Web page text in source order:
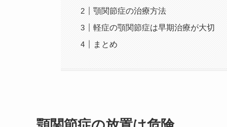
顎関節症の治療方法
軽症の顎関節症は早期治療が大切
まとめ